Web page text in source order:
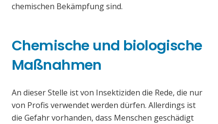
chemischen Bekämpfung sind.
Chemische und biologische
Maßnahmen
An dieser Stelle ist von Insektiziden die Rede, die nur
von Profis verwendet werden dürfen. Allerdings ist
die Gefahr vorhanden, dass Menschen geschädigt